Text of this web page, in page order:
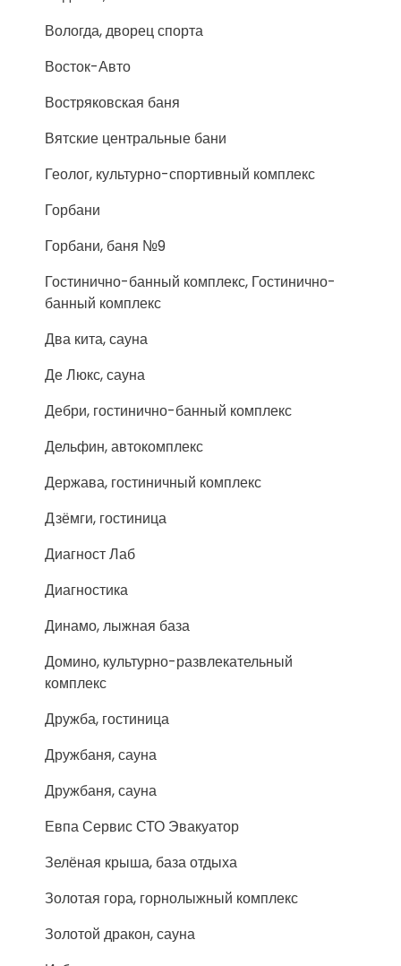
Вологда, дворец спорта
Восток-Авто
Востряковская баня
Вятские центральные бани
Геолог, культурно-спортивный комплекс
Горбани
Горбани, баня №9
Гостинично-банный комплекс, Гостинично-
банный комплекс
Два кита, сауна
Де Люкс, сауна
Дебри, гостинично-банный комплекс
Дельфин, автокомплекс
Держава, гостиничный комплекс
Дзёмги, гостиница
Диагност Лаб
Диагностика
Динамо, лыжная база
Домино, культурно-развлекательный
комплекс
Дружба, гостиница
Дружбаня, сауна
Дружбаня, сауна
Евпа Сервис СТО Эвакуатор
Зелёная крыша, база отдыха
Золотая гора, горнолыжный комплекс
Золотой дракон, сауна